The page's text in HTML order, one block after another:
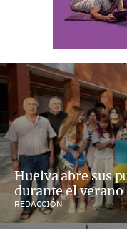
Huelva abre sus
durante el verano
REDACCIÓN